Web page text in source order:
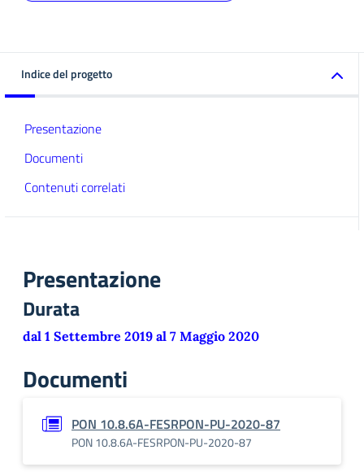
Indice del progetto
Presentazione
Documenti
Contenuti correlati
Presentazione
Durata
dal 1 Settembre 2019 al 7 Maggio 2020
Documenti
PON 10.8.6A-FESRPON-PU-2020-87
PON 10.8.6A-FESRPON-PU-2020-87